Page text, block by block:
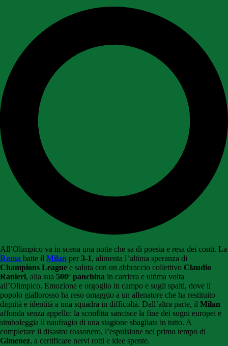
All’Olimpico va in scena una notte che sa di poesia e resa dei conti. La
Roma batte il Milan per 3-1, alimenta l’ultima speranza di
Champions League e saluta con un abbraccio collettivo Claudio
Ranieri, alla sua 500ª panchina in carriera e ultima volta
all’Olimpico. Emozione e orgoglio in campo e sugli spalti, dove il
popolo giallorosso ha reso omaggio a un allenatore che ha restituito
dignità e identità a una squadra in difficoltà. Dall’altra parte, il Milan
affonda senza appello: la sconfitta sancisce la fine dei sogni europei e
simboleggia il naufragio di una stagione sbagliata in tutto. A
completare il disastro rossonero, l’espulsione nel primo tempo di
Gimenez, a certificare nervi rotti e idee spente.